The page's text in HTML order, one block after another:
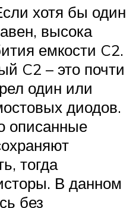
хотя бы один
высока
емкости C2.
C2 – это почти
один или
диодов.
описанные
тогда
В данном
без